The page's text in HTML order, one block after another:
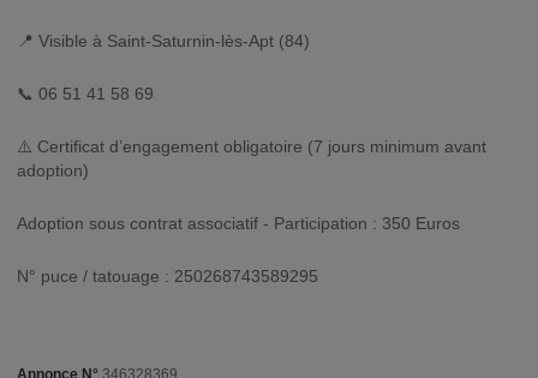
📍 Visible à Saint-Saturnin-lès-Apt (84)
📞 06 51 41 58 69
⚠️ Certificat d’engagement obligatoire (7 jours minimum avant
adoption)
Adoption sous contrat associatif - Participation : 350 Euros
N° puce / tatouage : 250268743589295
Annonce N° 346328369